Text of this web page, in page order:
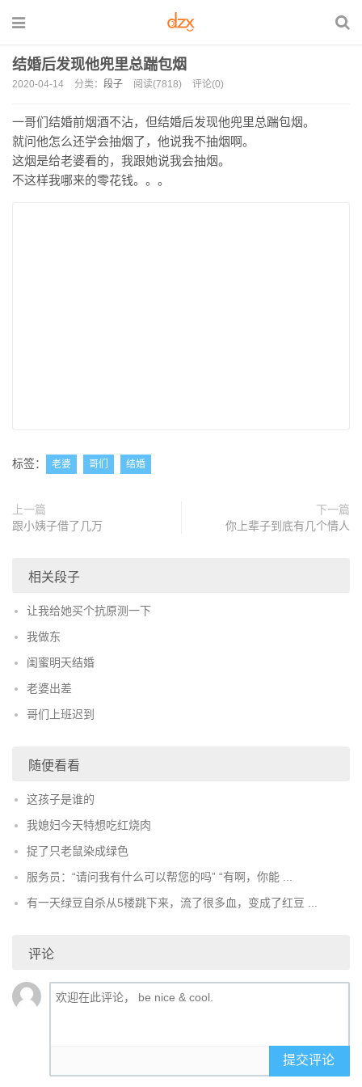
结婚后发现他兜里总踹包烟
2020-04-14 分类： 段子 阅读(7818) 评论(0)
一哥们结婚前烟酒不沾，但结婚后发现他兜里总踹包烟。
就问他怎么还学会抽烟了，他说我不抽烟啊。
这烟是给老婆看的，我跟她说我会抽烟。
不这样我哪来的零花钱。。。
标签： 老婆 哥们 结婚
上一篇
跟小姨子借了几万
下一篇
你上辈子到底有几个情人
相关段子
让我给她买个抗原测一下
我做东
闺蜜明天结婚
老婆出差
哥们上班迟到
随便看看
这孩子是谁的
我媳妇今天特想吃红烧肉
捉了只老鼠染成绿色
服务员：“请问我有什么可以帮您的吗” “有啊，你能 ...
有一天绿豆自杀从5楼跳下来，流了很多血，变成了红豆 ...
评论
提交评论